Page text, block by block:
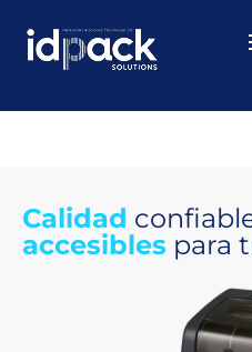
Calidad
accesibles para